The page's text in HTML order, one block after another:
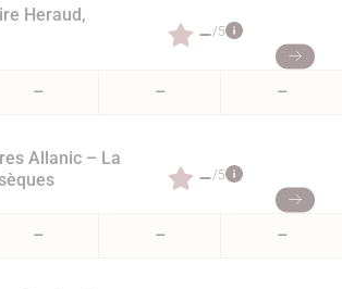
Heraud,
–/5
– – –
Allanic – La
–/5
– – –